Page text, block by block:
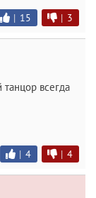
| 15 | 3
танцор всегда
| 4 | 4